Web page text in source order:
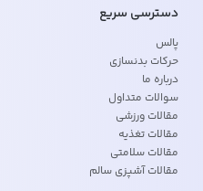
دسترسی سریع
پالس
حرکات بدنسازی
درباره ما
سوالات متداول
مقالات ورزشی
مقالات تغذیه
مقالات سلامتی
مقالات آشپزی سالم